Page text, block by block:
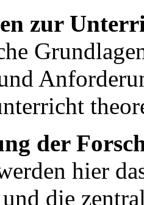
zur
der
hier
die